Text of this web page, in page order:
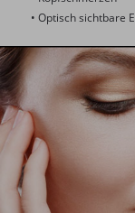
• Optisch sichtbare